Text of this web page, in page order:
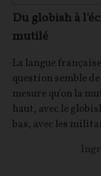
Du globish à
mutilé
La langue
question semble
mesure qu’on la
haut, avec le
bas, avec les